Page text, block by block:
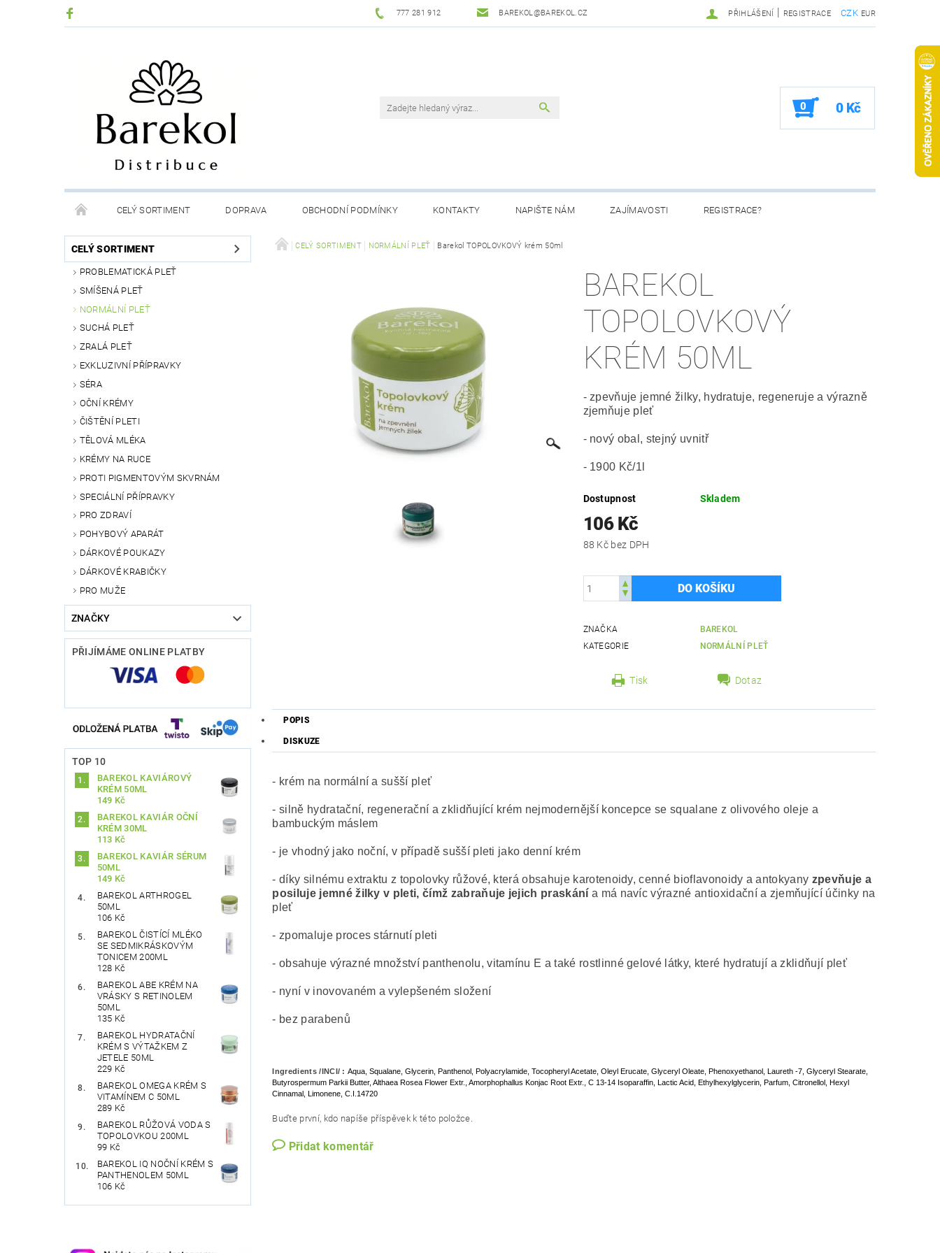
777 281 912 BAREKOL@BAREKOL.CZ CZK EUR
PŘIHLÁŠENÍ | REGISTRACE
0 0 Kč
CELÝ SORTIMENT DOPRAVA OBCHODNÍ PODMÍNKY KONTAKTY NAPIŠTE NÁM ZAJÍMAVOSTI REGISTRACE?
PODMÍNKY OCHRANY OSOBNÍCH ÚDAJŮ MOJE OBJEDNÁVKA
CELÝ SORTIMENT
PROBLEMATICKÁ PLEŤ
SMÍŠENÁ PLEŤ
NORMÁLNÍ PLEŤ
SUCHÁ PLEŤ
ZRALÁ PLEŤ
EXKLUZIVNÍ PŘÍPRAVKY
SÉRA
OČNÍ KRÉMY
ČIŠTĚNÍ PLETI
TĚLOVÁ MLÉKA
KRÉMY NA RUCE
PROTI PIGMENTOVÝM SKVRNÁM
SPECIÁLNÍ PŘÍPRAVKY
PRO ZDRAVÍ
POHYBOVÝ APARÁT
DÁRKOVÉ POUKAZY
DÁRKOVÉ KRABIČKY
PRO MUŽE
ZNAČKY
PŘIJÍMÁME ONLINE PLATBY
TOP 10
BAREKOL KAVIÁROVÝ
KRÉM 50ML
149 Kč
BAREKOL KAVIÁR OČNÍ
KRÉM 30ML
113 Kč
BAREKOL KAVIÁR SÉRUM
50ML
149 Kč
BAREKOL ARTHROGEL
50ML
106 Kč
BAREKOL ČISTÍCÍ MLÉKO
SE SEDMIKRÁSKOVÝM
TONICEM 200ML
128 Kč
BAREKOL ABE KRÉM NA
VRÁSKY S RETINOLEM
50ML
135 Kč
BAREKOL HYDRATAČNÍ
KRÉM S VÝTAŽKEM Z
JETELE 50ML
229 Kč
BAREKOL OMEGA KRÉM S
VITAMÍNEM C 50ML
289 Kč
BAREKOL RŮŽOVÁ VODA S
TOPOLOVKOU 200ML
99 Kč
BAREKOL IQ NOČNÍ KRÉM S
PANTHENOLEM 50ML
106 Kč
CELÝ SORTIMENT NORMÁLNÍ PLEŤ Barekol TOPOLOVKOVÝ krém 50ml
BAREKOL
TOPOLOVKOVÝ
KRÉM 50ML
- zpevňuje jemné žilky, hydratuje, regeneruje a výrazně
zjemňuje pleť
- nový obal, stejný uvnitř
- 1900 Kč/1l
Dostupnost Skladem
106 Kč
88 Kč bez DPH
ZNAČKA
BAREKOL
KATEGORIE
NORMÁLNÍ PLEŤ
Tisk Dotaz
POPIS
DISKUZE
- krém na normální a sušší pleť
- silně hydratační, regenerační a zklidňující krém nejmodernější koncepce se squalane z olivového oleje a
bambuckým máslem
- je vhodný jako noční, v případě sušší pleti jako denní krém
- díky silnému extraktu z topolovky růžové, která obsahuje karotenoidy, cenné bioflavonoidy a antokyany zpevňuje a
posiluje jemné žilky v pleti, čímž zabraňuje jejich praskání a má navíc výrazné antioxidační a zjemňující účinky na
pleť
- zpomaluje proces stárnutí pleti
- obsahuje výrazné množství panthenolu, vitamínu E a také rostlinné gelové látky, které hydratují a zklidňují pleť
- nyní v inovovaném a vylepšeném složení
- bez parabenů
Ingredients /INCI/ :Aqua, Squalane, Glycerin, Panthenol, Polyacrylamide, Tocopheryl Acetate, Oleyl Erucate, Glyceryl Oleate, Phenoxyethanol, Laureth -7, Glyceryl Stearate,
Butyrospermum Parkii Butter, Althaea Rosea Flower Extr., Amorphophallus Konjac Root Extr., C 13-14 Isoparaffin, Lactic Acid, Ethylhexylglycerin, Parfum, Citronellol, Hexyl
Cinnamal, Limonene, C.I.14720
Buďte první, kdo napíše příspěvek k této položce.
Přidat komentář